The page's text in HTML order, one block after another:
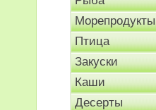
Морепродукты
Птица
Закуски
Каши
Десерты